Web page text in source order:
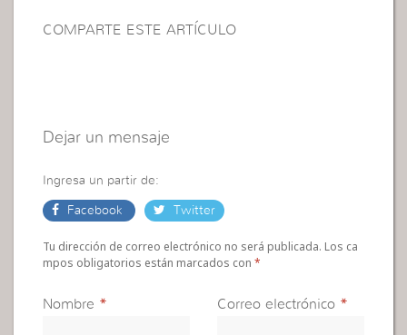
COMPARTE ESTE ARTÍCULO
Dejar un mensaje
Ingresa un partir de:
Facebook Twitter
Tu dirección de correo electrónico no será publicada. Los ca
mpos obligatorios están marcados con*
Nombre * Correo electrónico *